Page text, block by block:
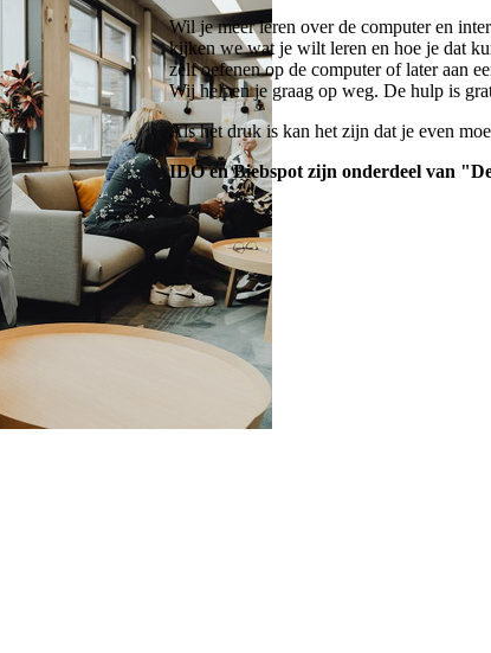
Wil je meer leren over de computer en
kijken we wat je wilt leren en hoe je dat
zelf oefenen op de computer of later aan
Wij helpen je graag op weg. De hulp is
Als het druk is kan het zijn dat je even
IDO en Biebspot zijn onderdeel van